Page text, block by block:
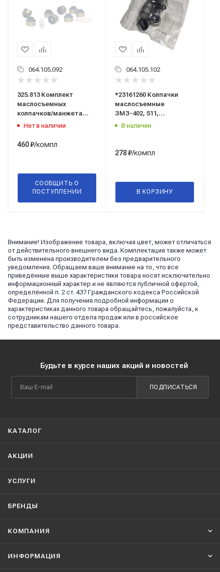
064.105.092
325.813 Комплект
маслосъемных
колпачков/манжета
клапана/(материал
ГАЗ-2410, 3102, 3307,
Нет в наличии
460₽/компл
СООБЩИТЬ О
ПОСТУПЛЕНИИ
064.105.102
*23161260 Колпачки
маслосъемные
ЗМЗ-402, 511,
513,УМЗ-421, 4216 (к-т
В наличии
278₽/компл
В КОРЗИНУ
Внимание! Изображение товара, включая цвет, может отличаться
от действительного внешнего вида. Комплектация также может
быть изменена производителем без предварительного
уведомления. Обращаем ваше внимание на то, что все
приведённые выше характеристики товара носят исключительно
информационный характер и не являются публичной офертой,
определённой п. 2 ст. 437 Гражданского кодекса Российской
Федерации. Для получения подробной информации о
характеристиках данного товара обращайтесь, пожалуйста, к
сотрудникам нашего отдела продаж или в российское
представительство данного товара.
Будьте в курсе наших акций и новостей
ПОДПИСАТЬСЯ
КАТАЛОГ
АКЦИИ
УСЛУГИ
БРЕНДЫ
КОМПАНИЯ
ИНФОРМАЦИЯ